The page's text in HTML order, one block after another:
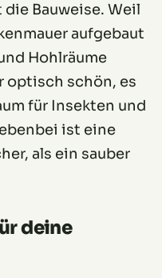
Bauweise. Weil
aufgebaut
Hohlräume
optisch schön, es
für Insekten und
ist eine
als ein sauber
deine